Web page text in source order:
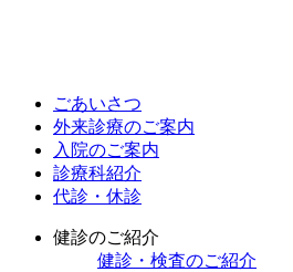
ごあいさつ
外来診療のご案内
入院のご案内
診療科紹介
代診・休診
健診のご紹介
健診・検査のご紹介